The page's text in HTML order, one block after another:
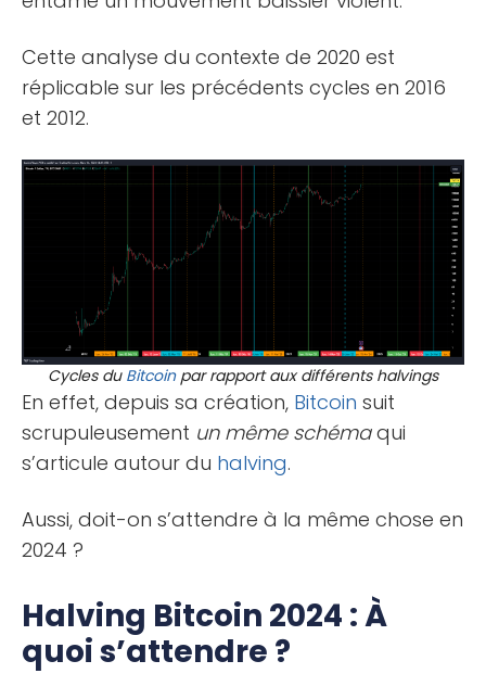
Cette analyse du contexte de 2020 est
réplicable sur les précédents cycles en 2016
et 2012.
Cycles du Bitcoinpar rapport aux différents halvings
En effet, depuis sa création, Bitcoin suit
scrupuleusement un même schémaqui
s’articule autour du halving.
Aussi, doit-on s’attendre à la même chose en
2024 ?
Halving Bitcoin 2024 : À
quoi s’attendre ?